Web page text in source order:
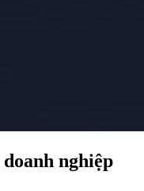
doanh nghiệp